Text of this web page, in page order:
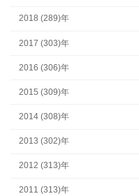
2018 (289)年
2017 (303)年
2016 (306)年
2015 (309)年
2014 (308)年
2013 (302)年
2012 (313)年
2011 (313)年